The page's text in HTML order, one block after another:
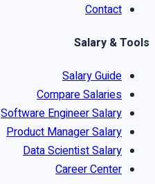
Contact
Salary & Tools
Salary Guide
Compare Salaries
Software Engineer Salary
Product Manager Salary
Data Scientist Salary
Career Center